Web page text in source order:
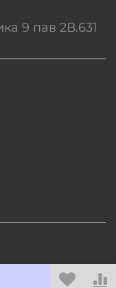
9 пав 2В.631